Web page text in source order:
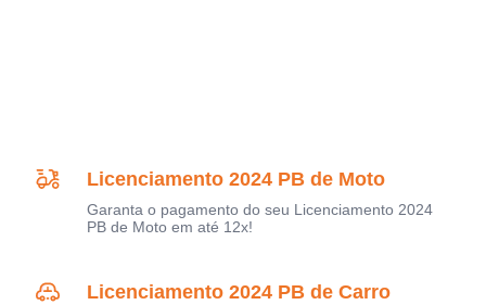
Licenciamento 2024 PB de Moto
Garanta o pagamento do seu Licenciamento 2024
PB de Moto em até 12x!
Licenciamento 2024 PB de Carro